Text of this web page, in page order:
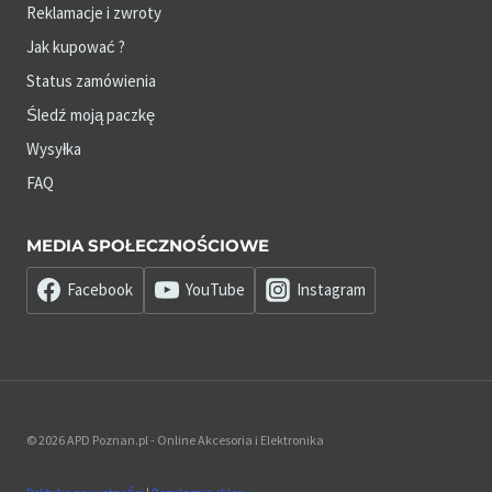
Reklamacje i zwroty
Jak kupować ?
Status zamówienia
Śledź moją paczkę
Wysyłka
FAQ
MEDIA SPOŁECZNOŚCIOWE
Facebook YouTube Instagram
© 2026 APD Poznan.pl - Online Akcesoria i Elektronika